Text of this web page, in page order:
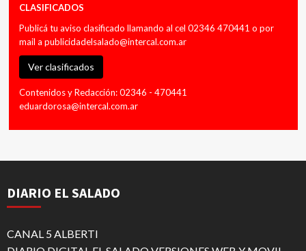
CLASIFICADOS
Publicá tu aviso clasificado llamando al cel 02346 470441 o por
mail a publicidadelsalado@intercal.com.ar
Ver clasificados
Contenidos y Redacción: 02346 - 470441
eduardorosa@intercal.com.ar
DIARIO EL SALADO
CANAL 5 ALBERTI